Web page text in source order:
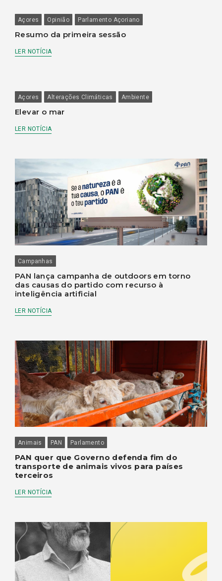
Açores Opinião Parlamento Açoriano
Resumo da primeira sessão
LER NOTÍCIA
Açores Alterações Climáticas Ambiente
Elevar o mar
LER NOTÍCIA
Campanhas
PAN lança campanha de outdoors em torno
das causas do partido com recurso à
inteligência artificial
LER NOTÍCIA
Animais PAN Parlamento
PAN quer que Governo defenda fim do
transporte de animais vivos para países
terceiros
LER NOTÍCIA